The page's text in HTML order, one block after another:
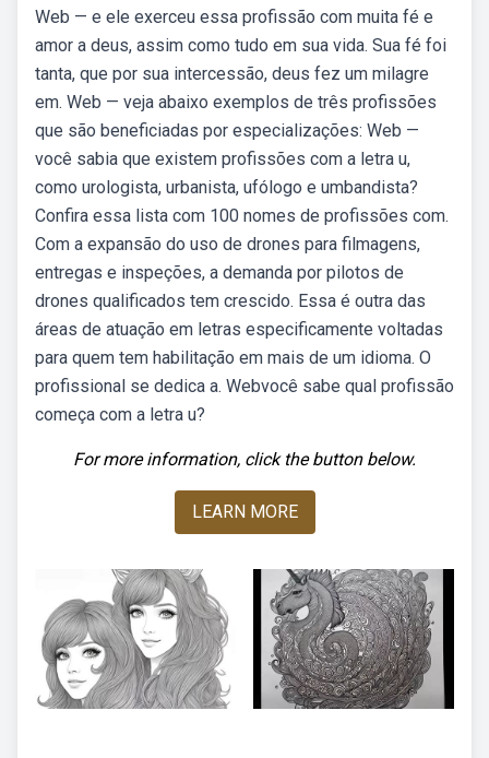
Web — e ele exerceu essa profissão com muita fé e
amor a deus, assim como tudo em sua vida. Sua fé foi
tanta, que por sua intercessão, deus fez um milagre
em. Web — veja abaixo exemplos de três profissões
que são beneficiadas por especializações: Web —
você sabia que existem profissões com a letra u,
como urologista, urbanista, ufólogo e umbandista?
Confira essa lista com 100 nomes de profissões com.
Com a expansão do uso de drones para filmagens,
entregas e inspeções, a demanda por pilotos de
drones qualificados tem crescido. Essa é outra das
áreas de atuação em letras especificamente voltadas
para quem tem habilitação em mais de um idioma. O
profissional se dedica a. Webvocê sabe qual profissão
começa com a letra u?
For more information, click the button below.
LEARN MORE